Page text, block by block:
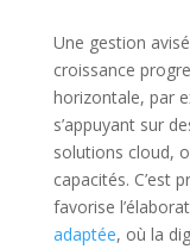
Une gestion
croissance
horizontale, par
s’appuyant sur
solutions cloud,
capacités. C’est
favorise
adaptée, où la